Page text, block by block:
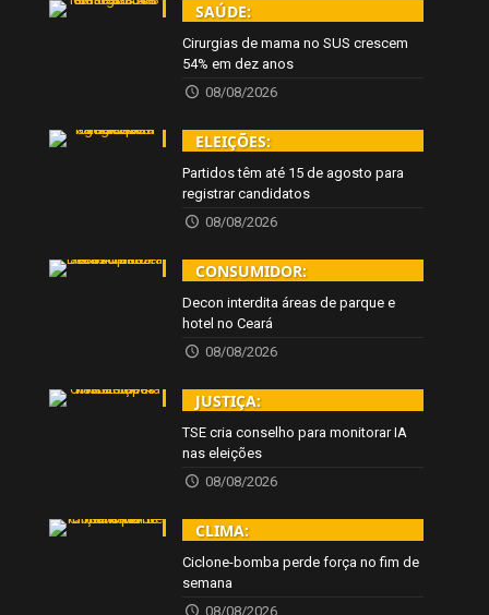
SAÚDE:
Cirurgias de mama no SUS crescem
54% em dez anos
08/08/2026
ELEIÇÕES:
Partidos têm até 15 de agosto para
registrar candidatos
08/08/2026
CONSUMIDOR:
Decon interdita áreas de parque e
hotel no Ceará
08/08/2026
JUSTIÇA:
TSE cria conselho para monitorar IA
nas eleições
08/08/2026
CLIMA:
Ciclone-bomba perde força no fim de
semana
08/08/2026